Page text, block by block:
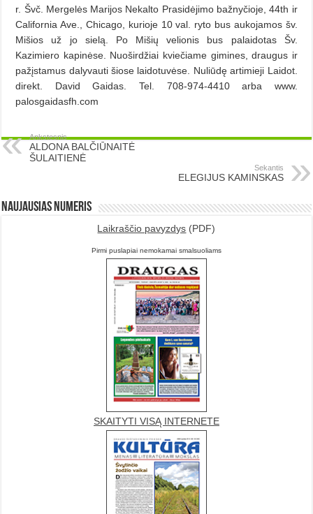
r. Švč. Mergelės Marijos Nekalto Prasidėjimo bažnyčioje, 44th ir
California Ave., Chicago, kurioje 10 val. ryto bus aukojamos šv.
Mišios už jo sielą. Po Mišių velionis bus palaidotas Šv.
Kazimiero kapinėse. Nuoširdžiai kviečiame gimines, draugus ir
pažįstamus dalyvauti šiose laidotuvėse. Nuliūdę artimieji Laidot.
direkt. David Gaidas. Tel. 708-974-4410 arba www.
palosgaidasfh.com
Ankstesnis
ALDONA BALČIŪNAITĖ
ŠULAITIENĖ
Sekantis
ELEGIJUS KAMINSKAS
Naujausias numeris
Laikraščio pavyzdys (PDF)
Pirmi puslapiai nemokamai smalsuoliams
SKAITYTI VISĄ INTERNETE